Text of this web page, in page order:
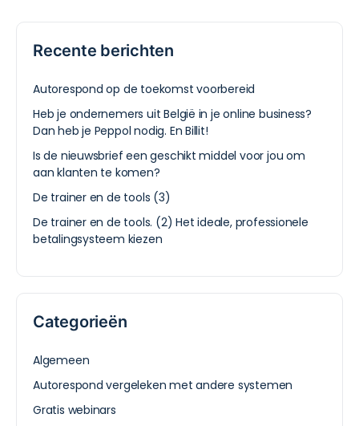
Recente berichten
Autorespond op de toekomst voorbereid
Heb je ondernemers uit België in je online business?
Dan heb je Peppol nodig. En Billit!
Is de nieuwsbrief een geschikt middel voor jou om
aan klanten te komen?
De trainer en de tools (3)
De trainer en de tools. (2) Het ideale, professionele
betalingsysteem kiezen
Categorieën
Algemeen
Autorespond vergeleken met andere systemen
Gratis webinars